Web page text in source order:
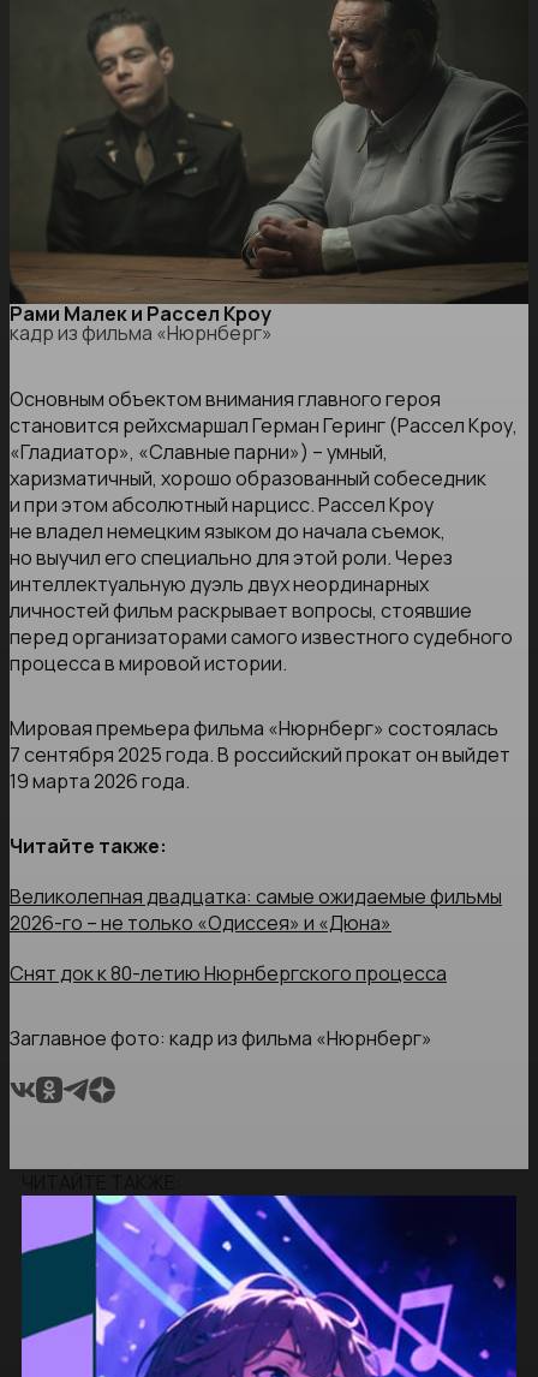
Рами Малек и Рассел Кроу
кадр из фильма «Нюрнберг»
Основным объектом внимания главного героя
становится рейхсмаршал Герман Геринг (Рассел Кроу,
«Гладиатор», «Славные парни») – умный,
харизматичный, хорошо образованный собеседник
и при этом абсолютный нарцисс. Рассел Кроу
не владел немецким языком до начала съемок,
но выучил его специально для этой роли. Через
интеллектуальную дуэль двух неординарных
личностей фильм раскрывает вопросы, стоявшие
перед организаторами самого известного судебного
процесса в мировой истории.
Мировая премьера фильма «Нюрнберг» состоялась
7 сентября 2025 года. В российский прокат он выйдет
19 марта 2026 года.
Читайте также:
Великолепная двадцатка: самые ожидаемые фильмы
2026-го – не только «Одиссея» и «Дюна»
Снят док к 80-летию Нюрнбергского процесса
Заглавное фото: кадр из фильма «Нюрнберг»